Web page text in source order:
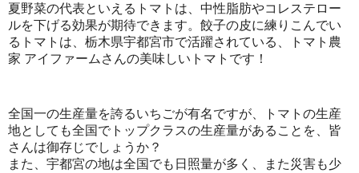
夏野菜の代表といえるトマトは、中性脂肪やコレステロー
ルを下げる効果が期待できます。餃子の皮に練りこんでい
るトマトは、栃木県宇都宮市で活躍されている、トマト農
家 アイファームさんの美味しいトマトです！
全国一の生産量を誇るいちごが有名ですが、トマトの生産
地としても全国でトップクラスの生産量があることを、皆
さんは御存じでしょうか？
また、宇都宮の地は全国でも日照量が多く、また災害も少